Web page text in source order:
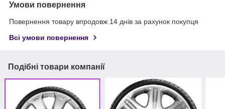
Умови повернення
Повернення товару впродовж 14 днів за рахунок покупця
Всі умови повернення
Подібні товари компанії